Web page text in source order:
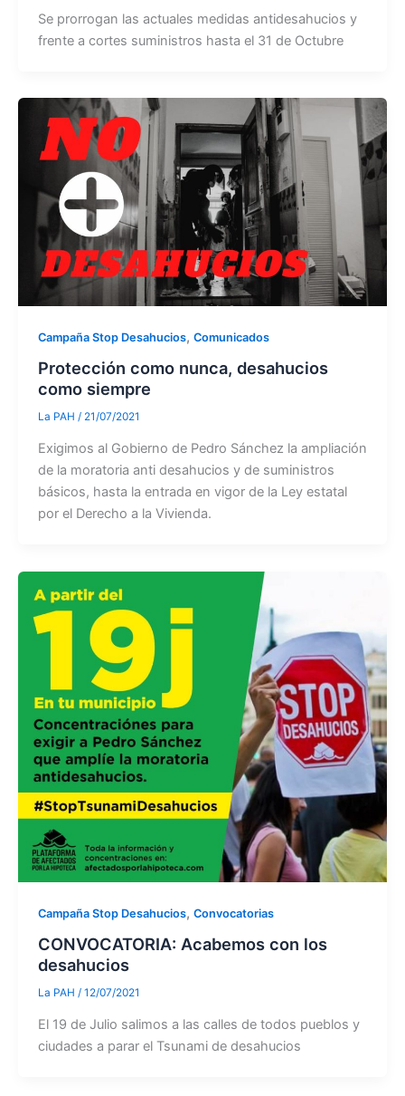
Se prorrogan las actuales medidas antidesahucios y
frente a cortes suministros hasta el 31 de Octubre
Campaña Stop Desahucios, Comunicados
Protección como nunca, desahucios
como siempre
La PAH / 21/07/2021
Exigimos al Gobierno de Pedro Sánchez la ampliación
de la moratoria anti desahucios y de suministros
básicos, hasta la entrada en vigor de la Ley estatal
por el Derecho a la Vivienda.
Campaña Stop Desahucios, Convocatorias
CONVOCATORIA: Acabemos con los
desahucios
La PAH / 12/07/2021
El 19 de Julio salimos a las calles de todos pueblos y
ciudades a parar el Tsunami de desahucios